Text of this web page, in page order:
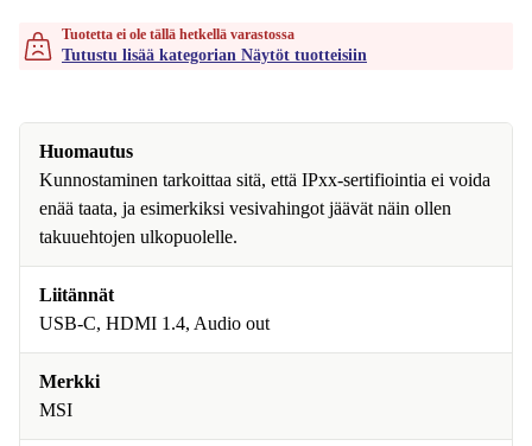
Tuotetta ei ole tällä hetkellä varastossa
Tutustu lisää kategorian Näytöt tuotteisiin
Huomautus
Kunnostaminen tarkoittaa sitä, että IPxx-sertifiointia ei voida
enää taata, ja esimerkiksi vesivahingot jäävät näin ollen
takuuehtojen ulkopuolelle.
Liitännät
USB-C, HDMI 1.4, Audio out
Merkki
MSI